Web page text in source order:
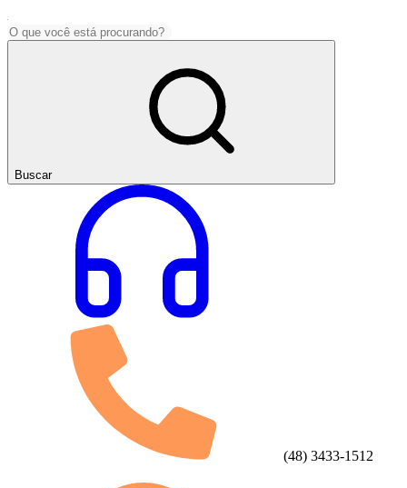
Buscar
(48) 3433-1512